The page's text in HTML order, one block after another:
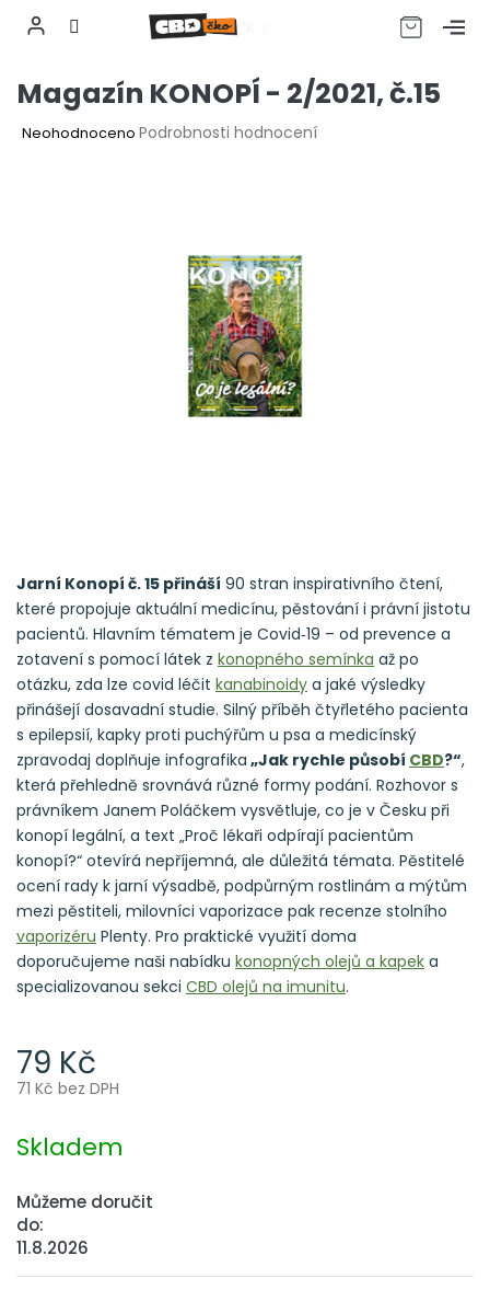
CZK
Magazín KONOPÍ - 2/2021, č.15
Průměrné
Neohodnoceno Podrobnosti hodnocení
79 Kč
71 Kč bez DPH
cena:
Skladem
Můžeme doručit
do:
11.8.2026
Jarní Konopí č. 15 přináší 90 stran inspirativního čtení,
které propojuje aktuální medicínu, pěstování i právní jistotu
pacientů. Hlavním tématem je Covid‑19 – od prevence a
zotavení s pomocí látek z konopného semínka až po
otázku, zda lze covid léčit kanabinoidy a jaké výsledky
přinášejí dosavadní studie. Silný příběh čtyřletého pacienta
s epilepsií, kapky proti puchýřům u psa a medicínský
zpravodaj doplňuje infografika „Jak rychle působí CBD?“,
která přehledně srovnává různé formy podání. Rozhovor s
právníkem Janem Poláčkem vysvětluje, co je v Česku při
konopí legální, a text „Proč lékaři odpírají pacientům
konopí?“ otevírá nepříjemná, ale důležitá témata. Pěstitelé
ocení rady k jarní výsadbě, podpůrným rostlinám a mýtům
mezi pěstiteli, milovníci vaporizace pak recenze stolního
vaporizéru Plenty. Pro praktické využití doma
doporučujeme naši nabídku konopných olejů a kapek a
specializovanou sekci CBD olejů na imunitu.